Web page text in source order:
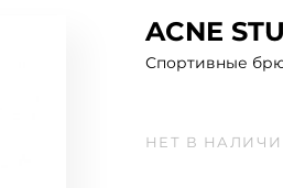
ACNE
Спортивные
НЕТ В